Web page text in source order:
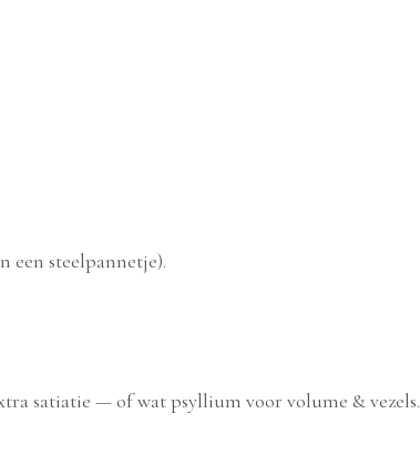
een steelpannetje).
satiatie — of wat psyllium voor volume & vezels.